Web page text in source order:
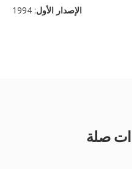
الإصدار الأول: 1994
صلة